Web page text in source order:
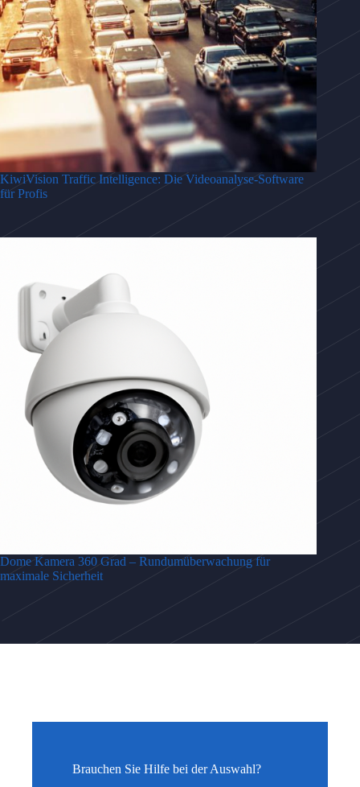
KiwiVision Traffic Intelligence: Die Videoanalyse-Software
für Profis
Dome Kamera 360 Grad – Rundumüberwachung für
maximale Sicherheit
Brauchen Sie Hilfe bei der Auswahl?